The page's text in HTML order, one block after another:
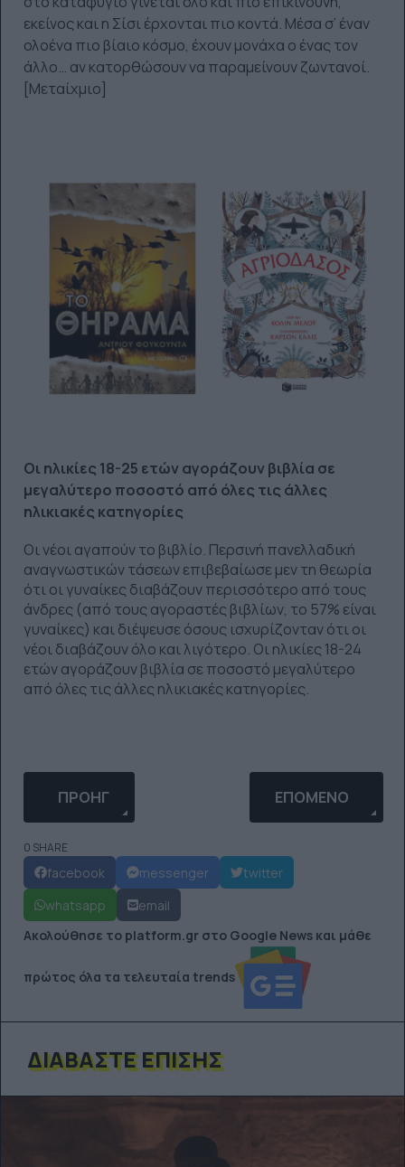
εκείνος και η Σίσι έρχονται πιο κοντά. Μέσα σ’ έναν
ολοένα πιο βίαιο κόσμο, έχουν μονάχα ο ένας τον
άλλο… αν κατορθώσουν να παραμείνουν ζωντανοί.
[Μεταίχμιο]
Οι ηλικίες 18-25 ετών αγοράζουν βιβλία σε
μεγαλύτερο ποσοστό από όλες τις άλλες
ηλικιακές κατηγορίες
Οι νέοι αγαπούν το βιβλίο. Περσινή πανελλαδική
αναγνωστικών τάσεων επιβεβαίωσε μεν τη θεωρία
ότι οι γυναίκες διαβάζουν περισσότερο από τους
άνδρες (από τους αγοραστές βιβλίων, το 57% είναι
γυναίκες) και διέψευσε όσους ισχυρίζονταν ότι οι
νέοι διαβάζουν όλο και λιγότερο. Οι ηλικίες 18-24
ετών αγοράζουν βιβλία σε ποσοστό μεγαλύτερο
από όλες τις άλλες ηλικιακές κατηγορίες.
ΠΡΟΗΓΟΎΜΕΝΟ ΆΡΘΡΟ: ΤΑ ΠΙΟ ΕΥΠΏΛΗΤΑ
ΠΡΟΗΓ ΕΠΌΜΕΝΟ ΆΡΘΡΟ:
ΕΠΌΜΕΝΟ
0 SHARE
facebook messenger
twitter
whatsapp
email
Ακολούθησε το platform.gr στο Google News και μάθε
πρώτος όλα τα τελευταία trends
ΔΙΑΒΆΣΤΕ ΕΠΊΣΗΣ